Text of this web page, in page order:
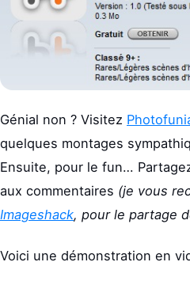
Génial non ? Visitez
quelques montages
Ensuite, pour le fun…
aux commentaires (je vous
Imageshack, pour le partage
Voici une démonstration en